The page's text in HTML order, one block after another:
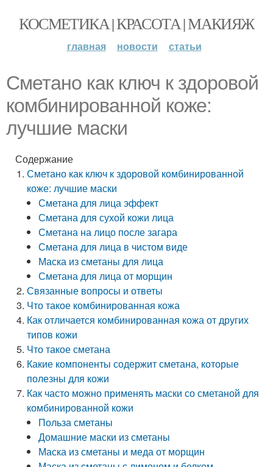
КОСМЕТИКА | КРАСОТА | МАКИЯЖ
главная новости статьи
Сметано как ключ к здоровой
комбинированной коже:
лучшие маски
Содержание
Сметано как ключ к здоровой комбинированной
коже: лучшие маски
Сметана для лица эффект
Сметана для сухой кожи лица
Сметана на лицо после загара
Сметана для лица в чистом виде
Маска из сметаны для лица
Сметана для лица от морщин
Связанные вопросы и ответы
Что такое комбинированная кожа
Как отличается комбинированная кожа от других
типов кожи
Что такое сметана
Какие компоненты содержит сметана, которые
полезны для кожи
Как часто можно применять маски со сметаной для
комбинированной кожи
Польза сметаны
Домашние маски из сметаны
Маска из сметаны и меда от морщин